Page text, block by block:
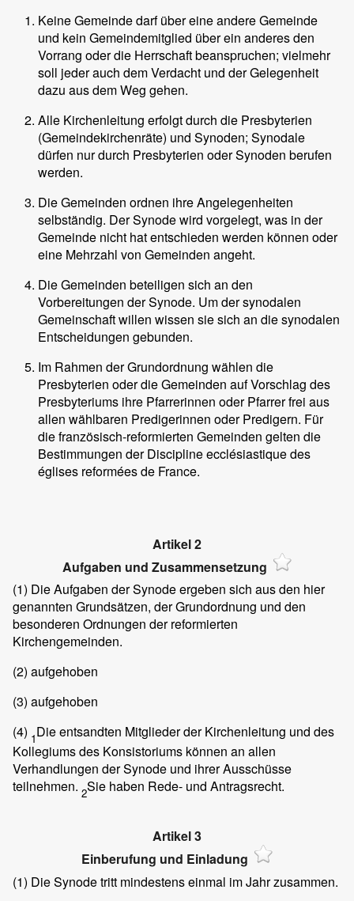
Keine Gemeinde darf über eine andere Gemeinde
und kein Gemeindemitglied über ein anderes den
Vorrang oder die Herrschaft beanspruchen; vielmehr
soll jeder auch dem Verdacht und der Gelegenheit
dazu aus dem Weg gehen.
Alle Kirchenleitung erfolgt durch die Presbyterien
(Gemeindekirchenräte) und Synoden; Synodale
dürfen nur durch Presbyterien oder Synoden berufen
werden.
Die Gemeinden ordnen ihre Angelegenheiten
selbständig. Der Synode wird vorgelegt, was in der
Gemeinde nicht hat entschieden werden können oder
eine Mehrzahl von Gemeinden angeht.
Die Gemeinden beteiligen sich an den
Vorbereitungen der Synode. Um der synodalen
Gemeinschaft willen wissen sie sich an die synodalen
Entscheidungen gebunden.
Im Rahmen der Grundordnung wählen die
Presbyterien oder die Gemeinden auf Vorschlag des
Presbyteriums ihre Pfarrerinnen oder Pfarrer frei aus
allen wählbaren Predigerinnen oder Predigern. Für
die französisch-reformierten Gemeinden gelten die
Bestimmungen der Discipline ecclésiastique des
églises reformées de France.
Artikel 2
Aufgaben und Zusammensetzung
(1) Die Aufgaben der Synode ergeben sich aus den hier
genannten Grundsätzen, der Grundordnung und den
besonderen Ordnungen der reformierten
Kirchengemeinden.
(2) aufgehoben
(3) aufgehoben
(4) 1Die entsandten Mitglieder der Kirchenleitung und des
Kollegiums des Konsistoriums können an allen
Verhandlungen der Synode und ihrer Ausschüsse
teilnehmen. 2Sie haben Rede- und Antragsrecht.
Artikel 3
Einberufung und Einladung
(1) Die Synode tritt mindestens einmal im Jahr zusammen.